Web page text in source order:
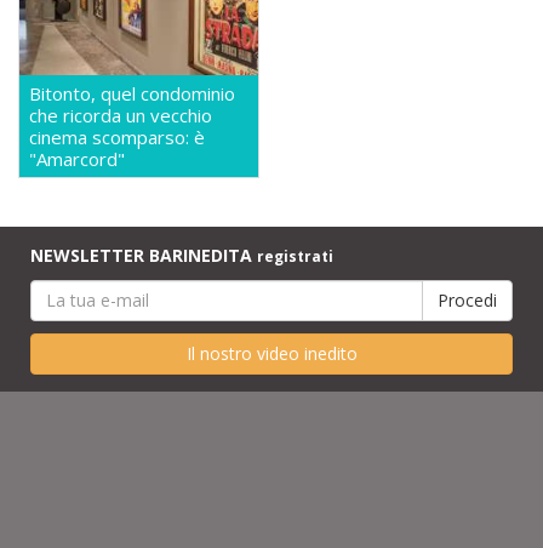
Bitonto, quel condominio
che ricorda un vecchio
cinema scomparso: è
"Amarcord"
NEWSLETTER BARINEDITA registrati
Il nostro video inedito